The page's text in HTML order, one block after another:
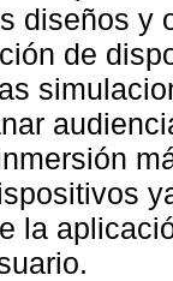
diseños y
de
la